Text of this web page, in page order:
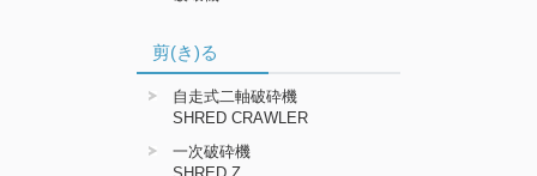
剪(き)る
自走式二軸破砕機
SHRED CRAWLER
一次破砕機